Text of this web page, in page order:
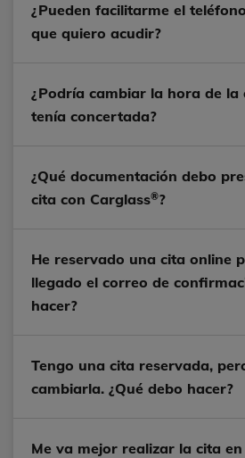
¿Pueden facilitarme el
que quiero acudir?
¿Podría cambiar la hora de la
tenía concertada?
¿Qué documentación debo
cita con Carglass®?
He reservado una cita online
llegado el correo de
hacer?
Tengo una cita reservada,
cambiarla. ¿Qué debo hacer?
Me va mejor realizar la cita